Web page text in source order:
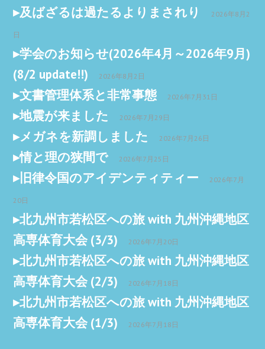
及ばざるは過たるよりまされり 2026年8月2
日
学会のお知らせ(2026年4月～2026年9月)
(8/2 update!!)
2026年8月2日
文書管理体系と非常事態 2026年7月31日
地震が来ました 2026年7月29日
メガネを新調しました 2026年7月26日
情と理の狭間で 2026年7月25日
旧律令国のアイデンティティー 2026年7月
20日
北九州市若松区への旅 with 九州沖縄地区
高専体育大会 (3/3)
2026年7月20日
北九州市若松区への旅 with 九州沖縄地区
高専体育大会 (2/3)
2026年7月18日
北九州市若松区への旅 with 九州沖縄地区
高専体育大会 (1/3)
2026年7月18日